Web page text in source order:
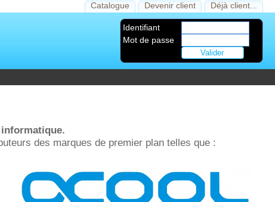
Catalogue Devenir client Déjà client...
Identifiant
Mot de passe
des marques de premier plan telles que :